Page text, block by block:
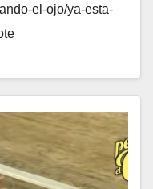
el-ojo/ya-esta-